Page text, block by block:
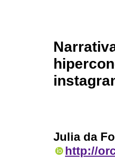
Julia da
http://